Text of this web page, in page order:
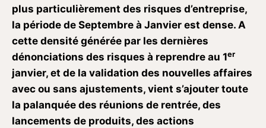
plus particulièrement des risques d’entreprise,
la période de Septembre à Janvier est dense. A
cette densité générée par les dernières
dénonciations des risques à reprendre au 1er
janvier, et de la validation des nouvelles affaires
avec ou sans ajustements, vient s’ajouter toute
la palanquée des réunions de rentrée, des
lancements de produits, des actions